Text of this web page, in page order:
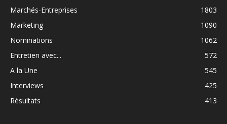
Marchés-Entreprises
1803
Marketing
1090
Nominations
1062
Entretien avec...
572
A la Une
545
Interviews
425
Résultats
413